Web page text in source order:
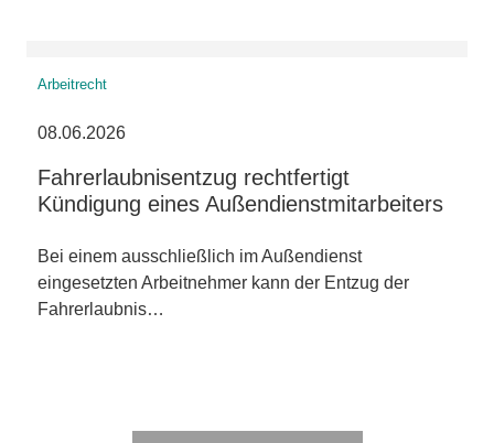
Arbeitrecht
08.06.2026
Fahrerlaubnisentzug rechtfertigt
Kündigung eines Außendienstmitarbeiters
Bei einem ausschließlich im Außendienst
eingesetzten Arbeitnehmer kann der Entzug der
Fahrerlaubnis…